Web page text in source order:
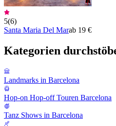
5(6)
Santa Maria Del Marab 19 €
Kategorien
Landmarks in Barcelona
Hop-on Hop-off Touren Barcelona
Tanz Shows in Barcelona